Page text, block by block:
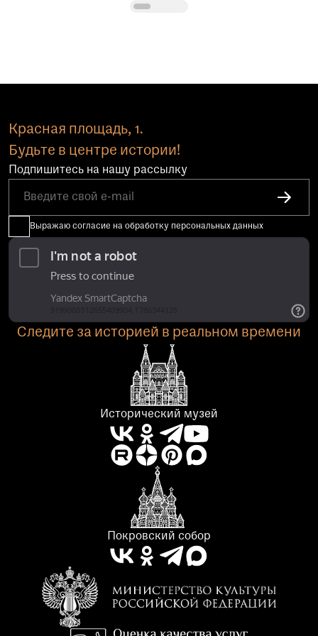
Красная площадь, 1.
Будьте в центре истории!
Подпишитесь на нашу рассылку
Выражаю согласие на обработку персональных данных
Следите за историей в реальном времени
Исторический музей
Покровский собор